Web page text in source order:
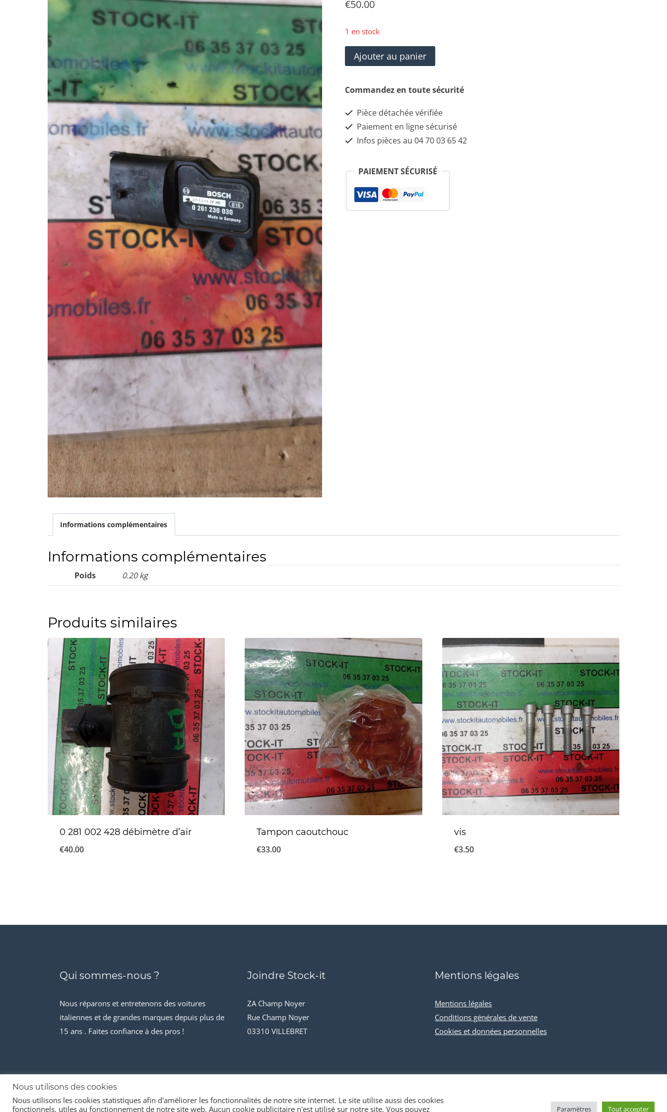
€50.00
1 en stock
quantité
de
BOSCH
261
230
pression
d'admission
Ajouter au panier
Commandez en toute sécurité
Pièce détachée vérifiée
Paiement en ligne sécurisé
Infos pièces au 04 70 03 65 42
PAIEMENT SÉCURISÉ
Informations complémentaires
Informations complémentaires
Poids 0.20 kg
Produits similaires
0 281 002 428 débimètre d’air
€40.00
Tampon caoutchouc
€33.00
vis
€3.50
Qui sommes-nous ?
Nous réparons et entretenons des voitures
italiennes et de grandes marques depuis plus de
15 ans . Faites confiance à des pros !
Joindre Stock-it
ZA Champ Noyer
Rue Champ Noyer
03310 VILLEBRET
Mentions légales
Mentions légales
Conditions générales de vente
Cookies et données personnelles
© 2026 Stock-it automobiles
Nous utilisons des cookies
Nous utilisons les cookies statistiques afin d'améliorer les fonctionnalités de notre site internet. Le site utilise aussi des cookies
fonctionnels, utiles au fonctionnement de notre site web. Aucun cookie publicitaire n'est utilisé sur notre site. Vous pouvez
Paramètres Tout accepter